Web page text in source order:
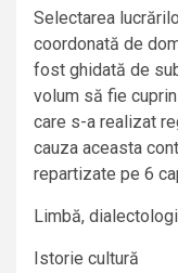
Selectarea
coordonată de
fost ghidată de
volum să fie
care s-a realizat
cauza aceasta
repartizate pe 6
Limbă,
Istorie cultură